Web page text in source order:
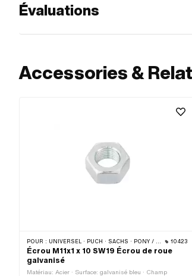
Évaluations
Accessories &
POUR : UNIVERSEL · PUCH · SACHS · PONY / CILO (BÊTA 521 & 512) · PIAGGIO · ZÜNDAPP BELMONDO 10423
Écrou M11x1 x 10 SW19 Écrou de roue
galvanisé
Matériau: Acier · Surface: galvanisé bleu · Champ